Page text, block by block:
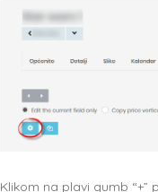
Klikom na plavi gumb